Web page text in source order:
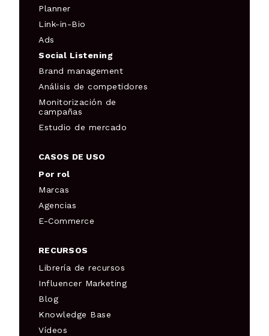
Planner
Link-in-Bio
Ads
Social Listening
Brand management
Análisis de competidores
Monitorización de
campañas
Estudio de mercado
CASOS DE USO
Por rol
Marcas
Agencias
E-Commerce
RECURSOS
Librería de recursos
Influencer Marketing
Blog
Knowledge Base
Vídeos